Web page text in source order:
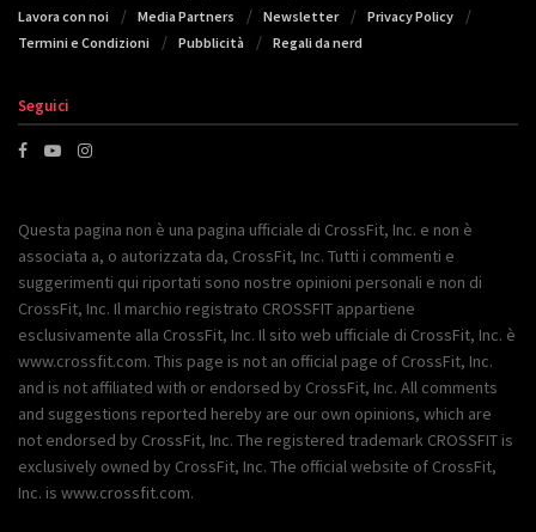
Lavora con noi
Media Partners Newsletter
Privacy Policy
Termini e Condizioni
Pubblicità Regali da nerd
Seguici
Questa pagina non è una pagina ufficiale di CrossFit, Inc. e non è
associata a, o autorizzata da, CrossFit, Inc. Tutti i commenti e
suggerimenti qui riportati sono nostre opinioni personali e non di
CrossFit, Inc. Il marchio registrato CROSSFIT appartiene
esclusivamente alla CrossFit, Inc. Il sito web ufficiale di CrossFit, Inc. è
www.crossfit.com. This page is not an official page of CrossFit, Inc.
and is not affiliated with or endorsed by CrossFit, Inc. All comments
and suggestions reported hereby are our own opinions, which are
not endorsed by CrossFit, Inc. The registered trademark CROSSFIT is
exclusively owned by CrossFit, Inc. The official website of CrossFit,
Inc. is www.crossfit.com.